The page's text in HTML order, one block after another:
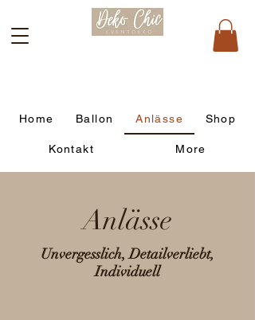
Home Ballon Anlässe Shop
Kontakt More
Anlässe
Unvergesslich, Detailverliebt,
Individuell